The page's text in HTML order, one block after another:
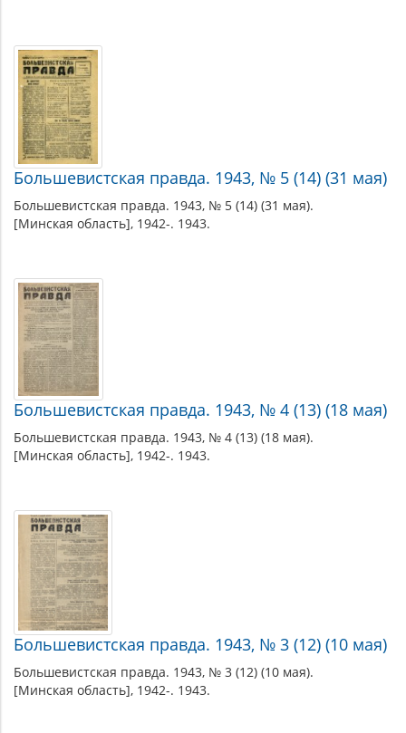
Большевистская правда. 1943, № 5 (14) (31 мая)
Большевистская правда. 1943, № 5 (14) (31 мая).
[Минская область], 1942-. 1943.
Большевистская правда. 1943, № 4 (13) (18 мая)
Большевистская правда. 1943, № 4 (13) (18 мая).
[Минская область], 1942-. 1943.
Большевистская правда. 1943, № 3 (12) (10 мая)
Большевистская правда. 1943, № 3 (12) (10 мая).
[Минская область], 1942-. 1943.